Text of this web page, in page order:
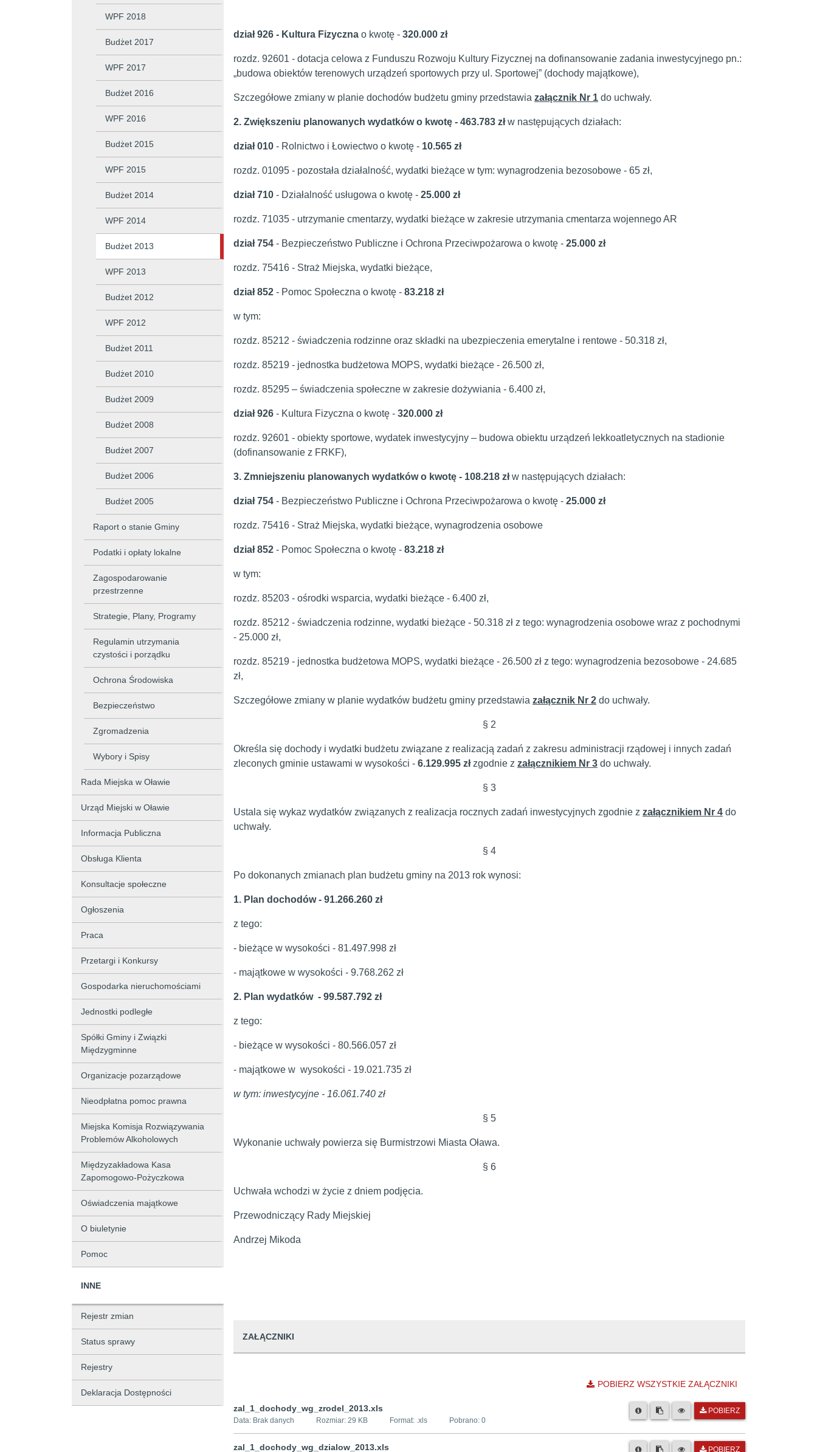
WPF 2018
Budżet 2017
WPF 2017
Budżet 2016
WPF 2016
Budżet 2015
WPF 2015
Budżet 2014
WPF 2014
Budżet 2013
WPF 2013
Budżet 2012
WPF 2012
Budżet 2011
Budżet 2010
Budżet 2009
Budżet 2008
Budżet 2007
Budżet 2006
Budżet 2005
Raport o stanie Gminy
Podatki i opłaty lokalne
Zagospodarowanie
przestrzenne
Strategie, Plany, Programy
Regulamin utrzymania
czystości i porządku
Ochrona Środowiska
Bezpieczeństwo
Zgromadzenia
Wybory i Spisy
Rada Miejska w Oławie
Urząd Miejski w Oławie
Informacja Publiczna
Obsługa Klienta
Konsultacje społeczne
Ogłoszenia
Praca
Przetargi i Konkursy
Gospodarka nieruchomościami
Jednostki podległe
Spółki Gminy i Związki
Międzygminne
Organizacje pozarządowe
Nieodpłatna pomoc prawna
Miejska Komisja Rozwiązywania
Problemów Alkoholowych
Międzyzakładowa Kasa
Zapomogowo-Pożyczkowa
Oświadczenia majątkowe
O biuletynie
Pomoc
INNE
Rejestr zmian
Status sprawy
Rejestry
Deklaracja Dostępności
dział 926 - Kultura Fizyczna o kwotę - 320.000 zł
rozdz. 92601 - dotacja celowa z Funduszu Rozwoju Kultury Fizycznej na dofinansowanie zadania inwestycyjnego pn.:
„budowa obiektów terenowych urządzeń sportowych przy ul. Sportowej” (dochody majątkowe),
Szczegółowe zmiany w planie dochodów budżetu gminy przedstawia załącznik Nr 1 do uchwały.
2. Zwiększeniu planowanych wydatków o kwotę - 463.783 złw następujących działach:
dział 010 - Rolnictwo i Łowiectwo o kwotę - 10.565 zł
rozdz. 01095 - pozostała działalność, wydatki bieżące w tym: wynagrodzenia bezosobowe - 65 zł,
dział 710 - Działalność usługowa o kwotę - 25.000 zł
rozdz. 71035 - utrzymanie cmentarzy, wydatki bieżące w zakresie utrzymania cmentarza wojennego AR
dział 754 - Bezpieczeństwo Publiczne i Ochrona Przeciwpożarowa o kwotę - 25.000 zł
rozdz. 75416 - Straż Miejska, wydatki bieżące,
dział 852 - Pomoc Społeczna o kwotę - 83.218 zł
w tym:
rozdz. 85212 - świadczenia rodzinne oraz składki na ubezpieczenia emerytalne i rentowe - 50.318 zł,
rozdz. 85219 - jednostka budżetowa MOPS, wydatki bieżące - 26.500 zł,
rozdz. 85295 – świadczenia społeczne w zakresie dożywiania - 6.400 zł,
dział 926 - Kultura Fizyczna o kwotę - 320.000 zł
rozdz. 92601 - obiekty sportowe, wydatek inwestycyjny – budowa obiektu urządzeń lekkoatletycznych na stadionie
(dofinansowanie z FRKF),
3. Zmniejszeniu planowanych wydatków o kwotę - 108.218 złw następujących działach:
dział 754 - Bezpieczeństwo Publiczne i Ochrona Przeciwpożarowa o kwotę - 25.000 zł
rozdz. 75416 - Straż Miejska, wydatki bieżące, wynagrodzenia osobowe
dział 852 - Pomoc Społeczna o kwotę - 83.218 zł
w tym:
rozdz. 85203 - ośrodki wsparcia, wydatki bieżące - 6.400 zł,
rozdz. 85212 - świadczenia rodzinne, wydatki bieżące - 50.318 zł z tego: wynagrodzenia osobowe wraz z pochodnymi
- 25.000 zł,
rozdz. 85219 - jednostka budżetowa MOPS, wydatki bieżące - 26.500 zł z tego: wynagrodzenia bezosobowe - 24.685
zł,
Szczegółowe zmiany w planie wydatków budżetu gminy przedstawia załącznik Nr 2 do uchwały.
§ 2
Określa się dochody i wydatki budżetu związane z realizacją zadań z zakresu administracji rządowej i innych zadań
zleconych gminie ustawami w wysokości - 6.129.995 złzgodnie z załącznikiem Nr 3 do uchwały.
§ 3
Ustala się wykaz wydatków związanych z realizacja rocznych zadań inwestycyjnych zgodnie z załącznikiem Nr 4 do
uchwały.
§ 4
Po dokonanych zmianach plan budżetu gminy na 2013 rok wynosi:
1. Plan dochodów - 91.266.260 zł
z tego:
- bieżące w wysokości - 81.497.998 zł
- majątkowe w wysokości - 9.768.262 zł
2. Plan wydatków - 99.587.792 zł
z tego:
- bieżące w wysokości - 80.566.057 zł
- majątkowe w wysokości - 19.021.735 zł
w tym: inwestycyjne - 16.061.740 zł
§ 5
Wykonanie uchwały powierza się Burmistrzowi Miasta Oława.
§ 6
Uchwała wchodzi w życie z dniem podjęcia.
Przewodniczący Rady Miejskiej
Andrzej Mikoda
ZAŁĄCZNIKI
POBIERZ WSZYSTKIE ZAŁĄCZNIKI
zal_1_dochody_wg_zrodel_2013.xls
Data: Brak danych Rozmiar: 29 KB Format: .xls Pobrano: 0
POBIERZ
zal_1_dochody_wg_dzialow_2013.xls POBIERZ